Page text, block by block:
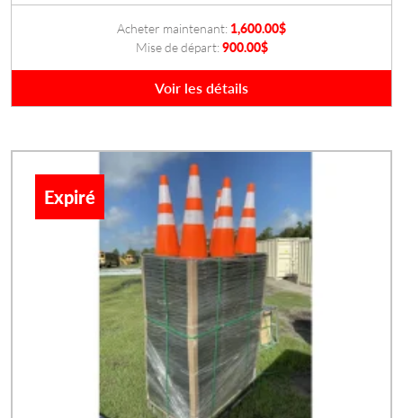
Acheter maintenant: 1,600.00$
Mise de départ:900.00$
Voir les détails
Expiré